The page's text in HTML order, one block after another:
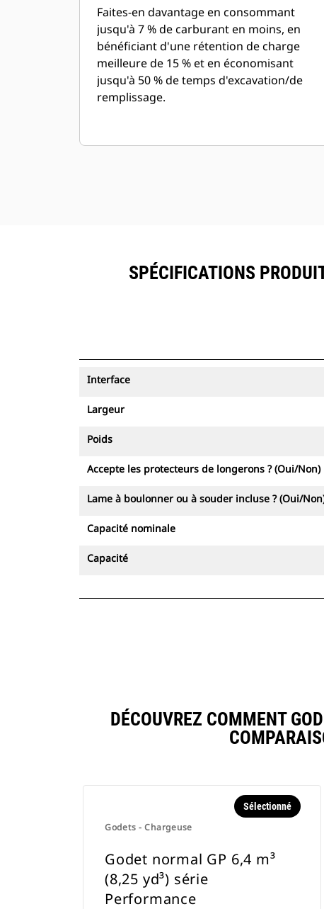
Faites-en davantage en consommant
jusqu'à 7 % de carburant en moins, en
bénéficiant d'une rétention de charge
meilleure de 15 % et en économisant
jusqu'à 50 % de temps d'excavation/de
remplissage.
SPÉCIFICATIONS
Interface
Largeur
Poids
Accepte les protecteurs de longerons ? (Oui/Non)
Lame à boulonner ou à souder incluse ? (Oui/
Capacité nominale
Capacité
DÉCOUVREZ COMMENT
Godets - Chargeuse
Sélectionné
Godet normal GP 6,4 m³
(8,25 yd³) série
Performance